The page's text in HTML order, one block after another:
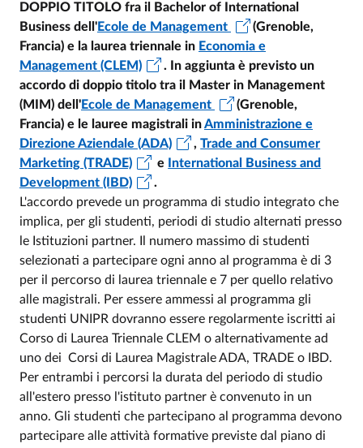
DOPPIO TITOLO fra il Bachelor of International
Business dell'Ecole de Management
(Grenoble,
Francia) e la laurea triennale in Economia e
Management (CLEM)
. In aggiunta è previsto un
accordo di doppio titolo tra il Master in Management
(MIM) dell'Ecole de Management
(Grenoble,
Francia) e le lauree magistrali inAmministrazione e
Direzione Aziendale (ADA)
,Trade and Consumer
Marketing (TRADE)
e
International Business and
Development (IBD)
.
L'accordo prevede un programma di studio integrato che
implica, per gli studenti, periodi di studio alternati presso
le Istituzioni partner. Il numero massimo di studenti
selezionati a partecipare ogni anno al programma è di 3
per il percorso di laurea triennale e 7 per quello relativo
alle magistrali. Per essere ammessi al programma gli
studenti UNIPR dovranno essere regolarmente iscritti ai
Corso di Laurea Triennale CLEM o alternativamente ad
uno dei Corsi di Laurea Magistrale ADA, TRADE o IBD.
Per entrambi i percorsi la durata del periodo di studio
all'estero presso l'istituto partner è convenuto in un
anno. Gli studenti che partecipano al programma devono
partecipare alle attività formative previste dal piano di